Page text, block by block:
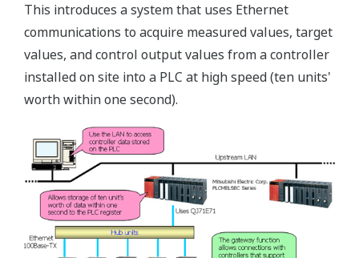
This introduces a system that uses Ethernet
communications to acquire measured values, target
values, and control output values from a controller
installed on site into a PLC at high speed (ten units'
worth within one second).